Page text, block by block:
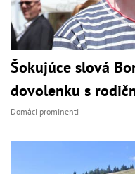
Šokujúce slová
dovolenku s
Domáci prominenti